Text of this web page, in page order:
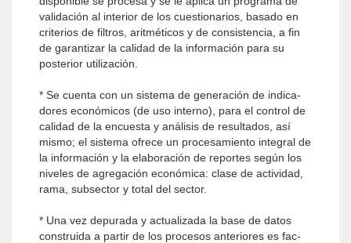
validación al interior de los cuestionarios, basado en
criterios de filtros, aritméticos y de consistencia, a fin
de ga­rantizar la calidad de la información para su
posterior utilización.
* Se cuenta con un sistema de generación de indica­
dores económicos (de uso interno), para el control de
calidad de la encuesta y análisis de resul­tados, así
mismo; el sistema ofrece un procesamiento integral de
la información y la elaboración de reportes según los
niveles de agregación económica: clase de actividad,
rama, subsector y total del sector.
* Una vez depurada y actualizada la base de datos
construida a partir de los procesos anteriores es fac­